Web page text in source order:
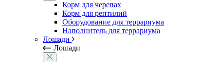
Корм для черепах
Корм для рептилий
Оборудование для террариума
Наполнитель для террариума
Лошади
Лошади